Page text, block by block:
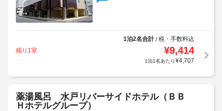
1泊2名合計/税・手数料込
残り1室
¥9,414
1泊1名あたり¥4,707
薬湯風呂 水戸リバーサイドホテル（ＢＢ
Ｈホテルグループ）